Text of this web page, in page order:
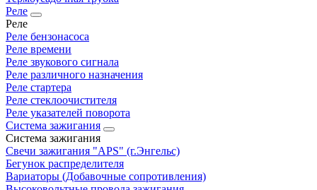
Реле
Реле
Реле бензонасоса
Реле времени
Реле звукового сигнала
Реле различного назначения
Реле стартера
Реле стеклоочистителя
Реле указателей поворота
Система зажигания
Система зажигания
Свечи зажигания "APS" (г.Энгельс)
Бегунок распределителя
Вариаторы (Добавочные сопротивления)